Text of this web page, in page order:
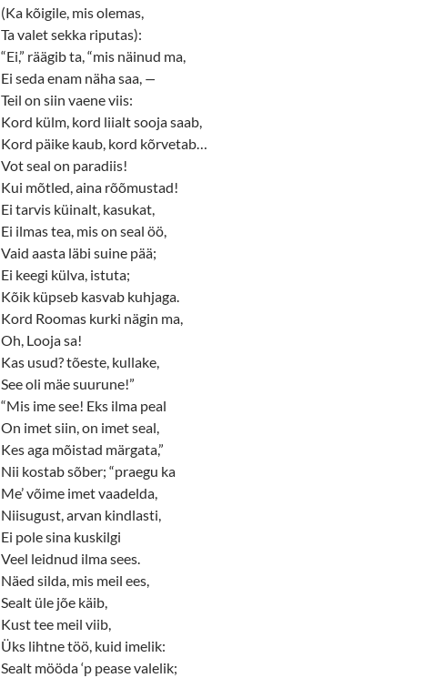
(Ka kõigile, mis olemas,
Ta valet sekka riputas):
“Ei,” räägib ta, “mis näinud ma,
Ei seda enam näha saa, —
Teil on siin vaene viis:
Kord külm, kord liialt sooja saab,
Kord päike kaub, kord kõrvetab…
Vot seal on paradiis!
Kui mõtled, aina rõõmustad!
Ei tarvis küinalt, kasukat,
Ei ilmas tea, mis on seal öö,
Vaid aasta läbi suine pää;
Ei keegi külva, istuta;
Kõik küpseb kasvab kuhjaga.
Kord Roomas kurki nägin ma,
Oh, Looja sa!
Kas usud? tõeste, kullake,
See oli mäe suurune!”
“Mis ime see! Eks ilma peal
On imet siin, on imet seal,
Kes aga mõistad märgata,”
Nii kostab sõber; “praegu ka
Me’ võime imet vaadelda,
Niisugust, arvan kindlasti,
Ei pole sina kuskilgi
Veel leidnud ilma sees.
Näed silda, mis meil ees,
Sealt üle jõe käib,
Kust tee meil viib,
Üks lihtne töö, kuid imelik:
Sealt mööda ‘p pease valelik;